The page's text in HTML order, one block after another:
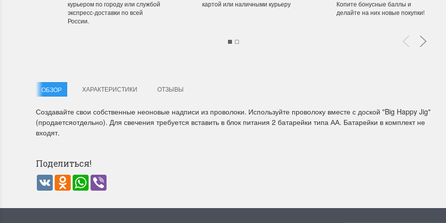
1 июня 2024 11:29
22 мая 2024 13:01
Поступление
На склад приехали
14 мая 2024 11:58
курьером по городу или службой
экспресс-доставки по всей
России.
картой или наличными курьеру
Копите бонусные баллы и
делайте на них новые покупки!
ОБЗОР ХАРАКТЕРИСТИКИ ОТЗЫВЫ
Создавайте свои собственные неоновые надписи из проволоки. Используйте проволоку вместе с доской "Big Happy Jig"
(продаетсяотдельно). Для свечения требуется вставить в блок питания 2 батарейки типа АА. Батарейки в комплект не
входят.
Поделиться!
VK Odnoklassniki
WhatsApp